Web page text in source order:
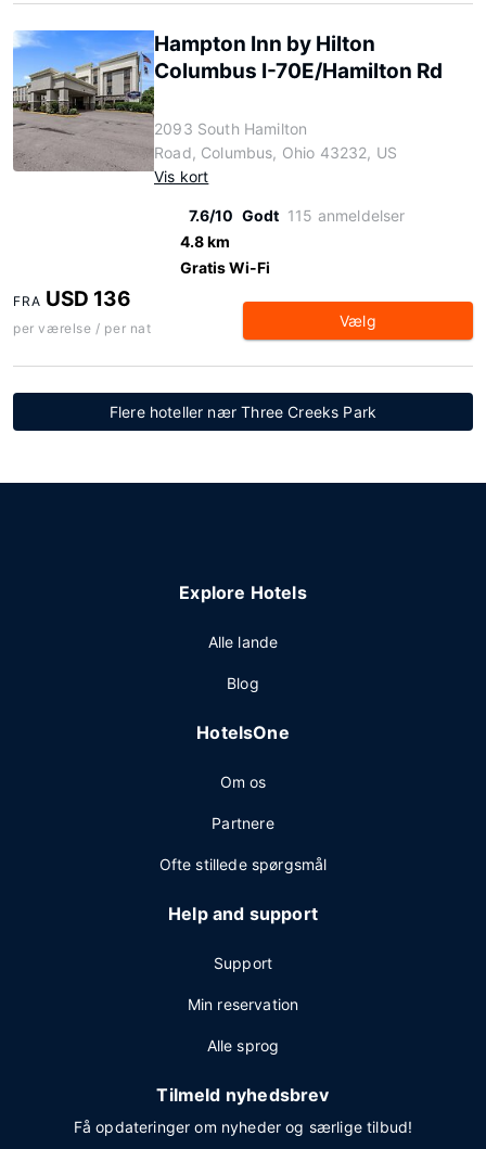
Hampton Inn by Hilton
Columbus I-70E/Hamilton Rd
2093 South Hamilton
Road, Columbus, Ohio 43232, US
Vis kort
7.6/10 Godt 115 anmeldelser
4.8 km
Gratis Wi-Fi
FRA USD 136
per værelse / per nat Vælg
Flere hoteller nær Three Creeks Park
Explore Hotels
Alle lande
Blog
HotelsOne
Om os
Partnere
Ofte stillede spørgsmål
Help and support
Support
Min reservation
Alle sprog
Tilmeld nyhedsbrev
Få opdateringer om nyheder og særlige tilbud!